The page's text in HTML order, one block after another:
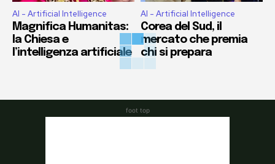
AI - Artificial Intelligence
Magnifica Humanitas:
la Chiesa e
l’intelligenza artificiale
AI - Artificial Intelligence
Corea del Sud, il
mercato che premia
chi si prepara
foot top